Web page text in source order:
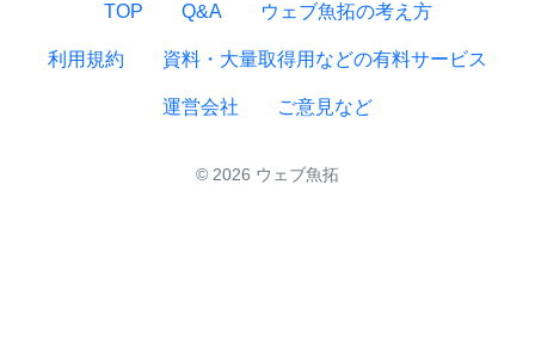
TOP Q&A ウェブ魚拓の考え方
利用規約 資料・大量取得用などの有料サービス
運営会社 ご意見など
© 2026 ウェブ魚拓